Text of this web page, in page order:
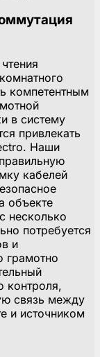
компетентным
в систему
привлекать
Наши
кабелей
объекте
несколько
потребуется
и
грамотно
контроля,
связь между
и источником